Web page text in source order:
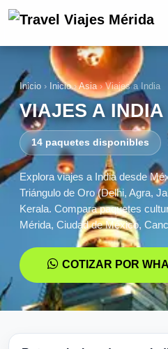
Inicio › Inicio ›Asia ›Viajes a India
VIAJES A INDIA
14 paquetes disponibles
Explora viajes a India desde
Triángulo de Oro (Delhi, Agra,
Kerala. Compara paquetes
Mérida, Ciudad de México,
COTIZAR POR